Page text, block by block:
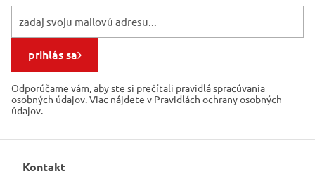
prihlás sa
Odporúčame vám, aby ste si prečítali pravidlá spracúvania
osobných údajov. Viac nájdete v Pravidlách ochrany osobných
údajov.
Kontakt